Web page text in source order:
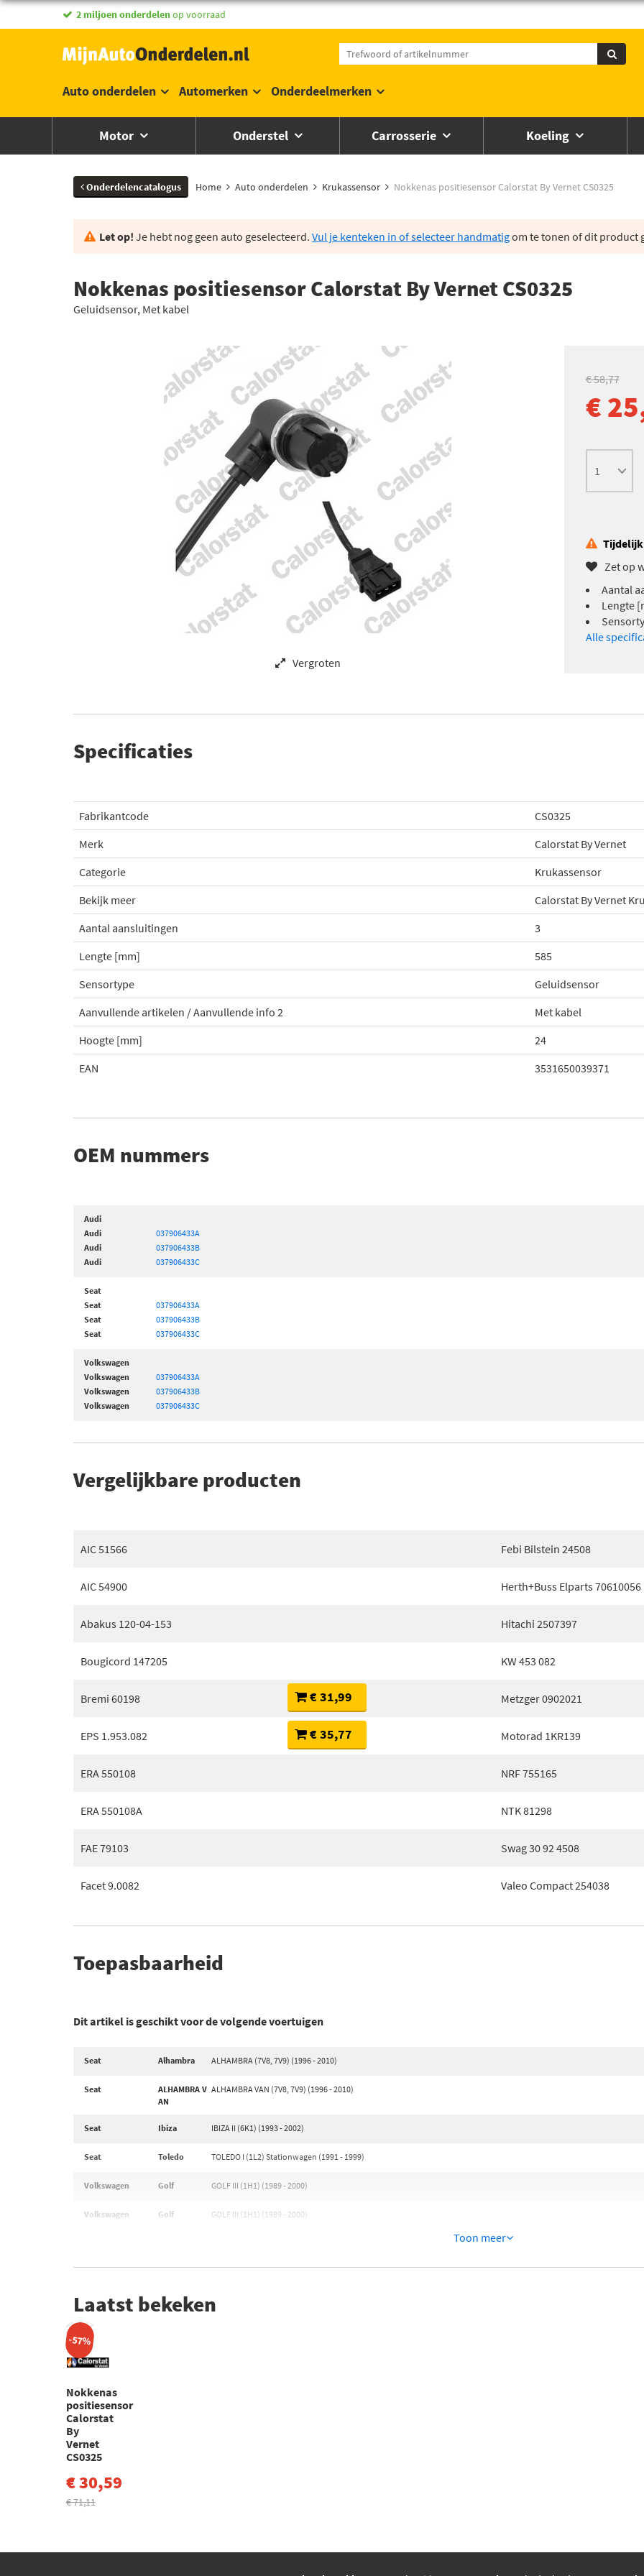
vandaag besteld,morgen in huis *
Auto onderdelen Automerken Onderdeelmerken
Motor Onderstel Carrosserie Koeling
Onderdelencatalogus Home Auto onderdelen Krukassensor Nokkenas positiesensor Calorstat By Vernet CS0325
Let op! Je hebt nog geen auto geselecteerd. Vul je kenteken in of selecteer handmatigom te tonen of dit product
Nokkenas positiesensor Calorstat By Vernet CS0325
Geluidsensor, Met kabel
Vergroten
€ 58,77
€
Zet op
Aantal
Lengte
Alle
Specificaties
Fabrikantcode
CS0325
Merk
Calorstat By Vernet
Categorie
Krukassensor
Bekijk meer
Calorstat By Vernet
Aantal aansluitingen
3
Lengte [mm]
585
Sensortype
Geluidsensor
Aanvullende artikelen / Aanvullende info 2
Met kabel
Hoogte [mm]
24
EAN
3531650039371
OEM nummers
Audi
Audi
037906433A
Audi
037906433B
Audi
037906433C
Seat
Seat
037906433A
Seat
037906433B
Seat
037906433C
Volkswagen
Volkswagen
037906433A
Volkswagen
037906433B
Volkswagen
037906433C
Vergelijkbare producten
AIC 51566
AIC 54900
Abakus 120-04-153
Bougicord 147205
Bremi 60198 € 31,99
EPS 1.953.082 € 35,77
ERA 550108
ERA 550108A
FAE 79103
Facet 9.0082
Febi Bilstein 24508
Herth+Buss Elparts 70610056
Hitachi 2507397
KW 453 082
Metzger 0902021
Motorad 1KR139
NRF 755165
NTK 81298
Swag 30 92 4508
Valeo Compact 254038
Toepasbaarheid
Dit artikel is geschikt voor de volgende voertuigen
Seat Alhambra ALHAMBRA (7V8, 7V9) (1996 - 2010)
Seat
ALHAMBRA V
AN
ALHAMBRA VAN (7V8, 7V9) (1996 - 2010)
Seat Ibiza IBIZA II (6K1) (1993 - 2002)
Seat Toledo TOLEDO I (1L2) Stationwagen (1991 - 1999)
Volkswagen Golf GOLF III (1H1) (1989 - 2000)
Volkswagen Golf GOLF III (1H1) (1989 - 2000)
Toon meer
Laatst bekeken
-57%
Nokkenas
positiesensor
Calorstat
By
Vernet
CS0325
€ 30,59
€ 71,11